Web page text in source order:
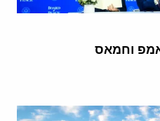
וחמאס